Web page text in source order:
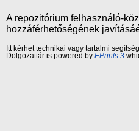
A repozitórium felhasználó-
hozzáférhetőségének
Itt kérhet technikai vagy tartalmi
Dolgozattár is powered by EPrints 3